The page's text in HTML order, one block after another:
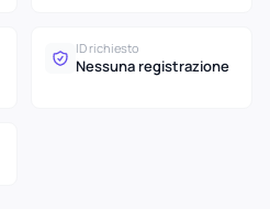
ID richiesto
Nessuna registrazione